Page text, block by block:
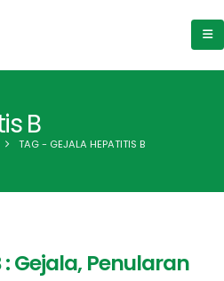
B
TAG - GEJALA HEPATITIS B
Gejala, Penularan